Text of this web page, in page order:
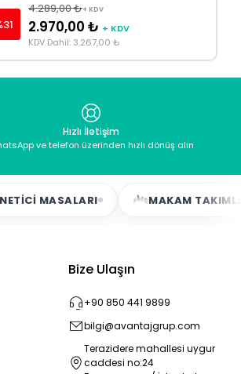
4.289,00 ₺+ KDV
2.970,00 ₺ + KDV
KDV Dahil: 3.267,00 ₺
Hızlı İletişim
ve telefon üzerinden hızlı dönüş alın
MAKAM TAKIMLARI
Bize Ulaşın
+90 850 441 9899
bilgi@avantajgrup.com
Terazidere mahallesi uygur
caddesi no:24